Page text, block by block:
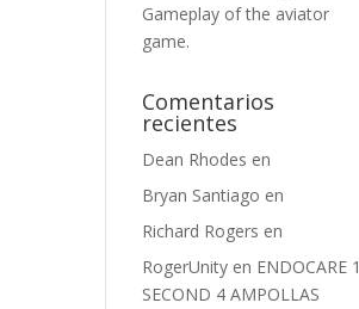
Gameplay of the aviator
game.
Comentarios
recientes
Dean Rhodes en
Bryan Santiago en
Richard Rogers en
RogerUnity en ENDOCARE 1
SECOND 4 AMPOLLAS